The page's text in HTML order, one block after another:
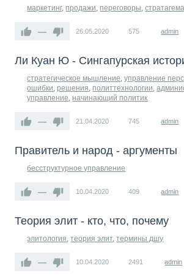
маркетинг, продажи, переговоры,стратагема
— 26.05.2020 575 admin
Ли Куан Ю - Сингапурская
стратегическое мышление,управление
ошибки,решения, политтехнологии,
управление, начинающий политик
— 21.04.2020 745 admin
Правитель и народ - аргументы
бесструктурное управление
— 10.04.2020 409 admin
Теория элит - кто, что, почему
элитология,теория элит,термины дшу
— 10.04.2020 2491 admin